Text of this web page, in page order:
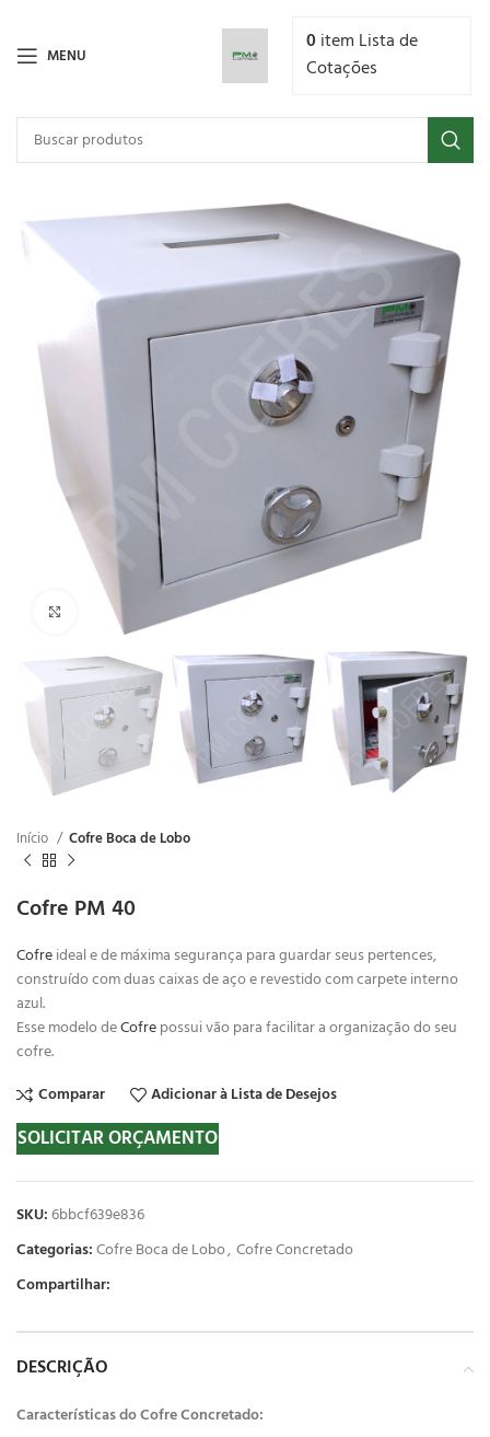
MENU 0 item Lista de
Cotações
Clique para ampliar
Início Cofre Boca de Lobo
Cofre PM 40
Cofreideal e de máxima segurança para guardar seus pertences,
construído com duas caixas de aço e revestido com carpete interno
azul.
Esse modelo deCofrepossui vão para facilitar a organização do seu
cofre.
Comparar
Adicionar à Lista de Desejos
SOLICITAR ORÇAMENTO
SKU:6bbcf639e836
Categorias:Cofre Boca de Lobo, Cofre Concretado
Compartilhar:
DESCRIÇÃO
Características do Cofre Concretado: